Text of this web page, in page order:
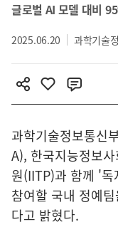
글로벌 AI 모델 대비
2025.06.20 과학기술
과학기술정보통신
A), 한국지능정보
원(IITP)과 함께 '
참여할 국내 정예
다고 밝혔다.